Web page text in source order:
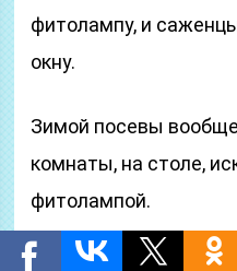
фитолампу, и
окну.
Зимой посевы
комнаты, на столе,
фитолампой.